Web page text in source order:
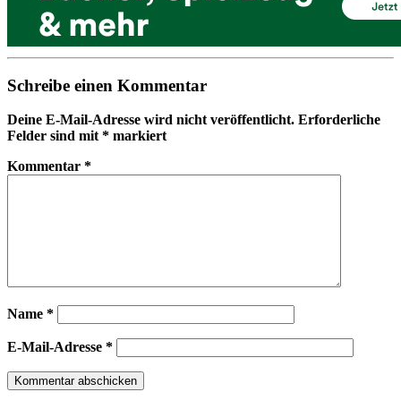
Schreibe einen Kommentar
Deine E-Mail-Adresse wird nicht veröffentlicht. Erforderliche
Felder sind mit* markiert
Kommentar *
Name *
E-Mail-Adresse *